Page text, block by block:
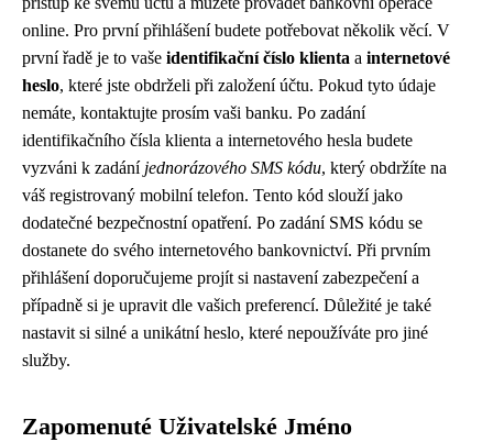
online. Pro první přihlášení budete potřebovat několik věcí. V
první řadě je to vaše identifikační číslo klienta a internetové
heslo, které jste obdrželi při založení účtu. Pokud tyto údaje
nemáte, kontaktujte prosím vaši banku. Po zadání
identifikačního čísla klienta a internetového hesla budete
vyzváni k zadání jednorázového SMS kódu, který obdržíte na
váš registrovaný mobilní telefon. Tento kód slouží jako
dodatečné bezpečnostní opatření. Po zadání SMS kódu se
dostanete do svého internetového bankovnictví. Při prvním
přihlášení doporučujeme projít si nastavení zabezpečení a
případně si je upravit dle vašich preferencí. Důležité je také
nastavit si silné a unikátní heslo, které nepoužíváte pro jiné
služby.
Zapomenuté Uživatelské Jméno